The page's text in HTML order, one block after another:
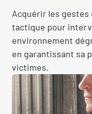
Acquérir les
tactique pour
environnement
en garantissant sa
victimes.